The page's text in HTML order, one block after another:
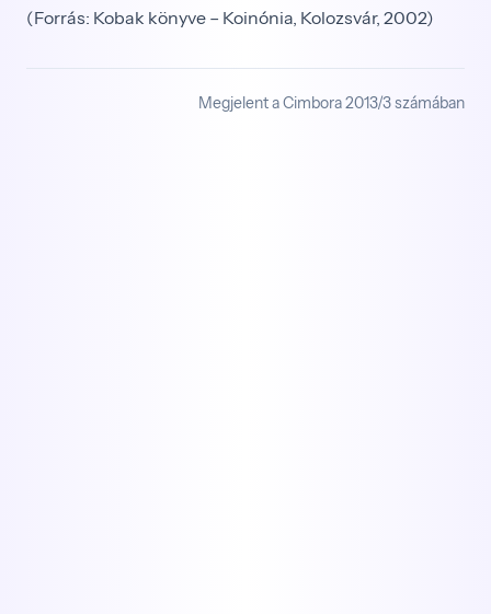
(Forrás: Kobak könyve – Koinónia, Kolozsvár, 2002)
Megjelent a Cimbora 2013/3 számában